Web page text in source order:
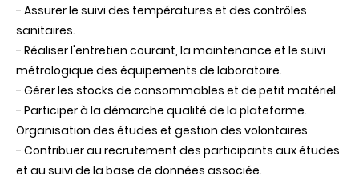
- Assurer le suivi des températures et des contrôles
sanitaires.
- Réaliser l'entretien courant, la maintenance et le suivi
métrologique des équipements de laboratoire.
- Gérer les stocks de consommables et de petit matériel.
- Participer à la démarche qualité de la plateforme.
Organisation des études et gestion des volontaires
- Contribuer au recrutement des participants aux études
et au suivi de la base de données associée.